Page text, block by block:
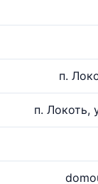
п.
п. Локоть,